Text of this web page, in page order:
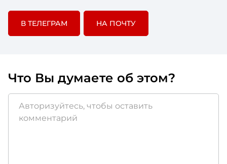
В ТЕЛЕГРАМ НА ПОЧТУ
Что Вы думаете об этом?